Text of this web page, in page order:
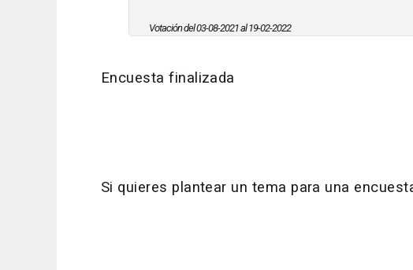
Votación del 03-08-2021 al 19-02-2022
Encuesta finalizada
Si quieres plantear un tema para una